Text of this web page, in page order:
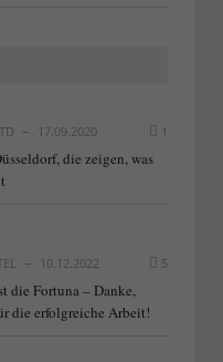
17.09.2020 1
die zeigen, was
10.12.2022 5
die Fortuna – Danke,
die erfolgreiche Arbeit!